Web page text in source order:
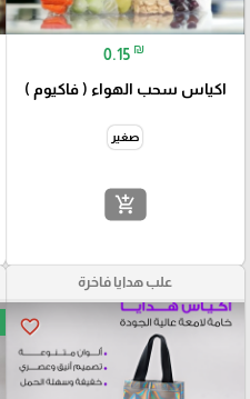
0.15 ₪
اكياس سحب الهواء ( فاكيوم )
صغير
add_shopping_cart
علب هدايا فاخرة
favorite_border